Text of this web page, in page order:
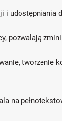
i udostępniania
pozwalają
tworzenie
na